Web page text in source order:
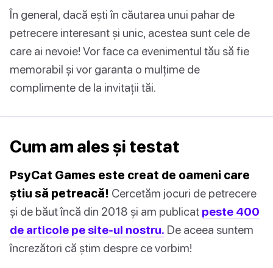
În general, dacă ești în căutarea unui pahar de
petrecere interesant și unic, acestea sunt cele de
care ai nevoie! Vor face ca evenimentul tău să fie
memorabil și vor garanta o mulțime de
complimente de la invitații tăi.
Cum am ales și testat
PsyCat Games este creat de oameni care
știu să petreacă! Cercetăm jocuri de petrecere
și de băut încă din 2018 și am publicat peste 400
de articole pe site-ul nostru. De aceea suntem
încrezători că știm despre ce vorbim!